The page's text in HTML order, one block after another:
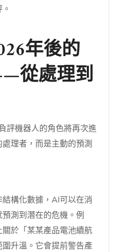
年後的
從處理到
評機器人的角色將再次進
理者，而是主動的預測
構化數據，AI可以在消
測到潛在的危機。例
於「某某產品電池續航
升溫。它會提前警告產